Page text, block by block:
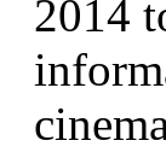
2014